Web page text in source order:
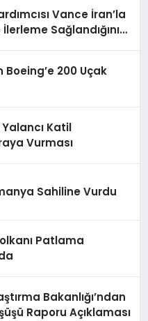
Vance İran’la
Sağlandığını
Boeing’e 200 Uçak
Katil
Vurması
Sahiline Vurdu
Patlama
Bakanlığı’ndan
Raporu Açıklaması